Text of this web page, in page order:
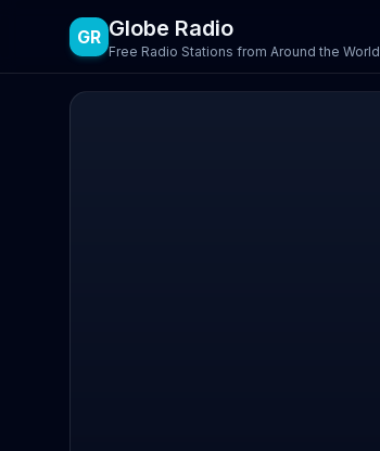
GR Globe Radio
Free Radio Stations from Around the World